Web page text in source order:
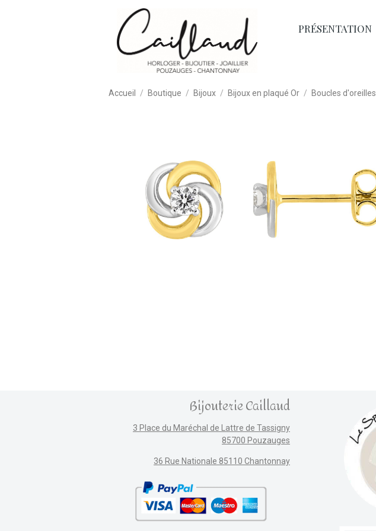
PRÉSENTATION
Accueil Boutique Bijoux Bijoux en plaqué Or Boucles d'oreilles
Bijouterie Caillaud
3 Place du Maréchal de Lattre de Tassigny
85700 Pouzauges
36 Rue Nationale 85110 Chantonnay